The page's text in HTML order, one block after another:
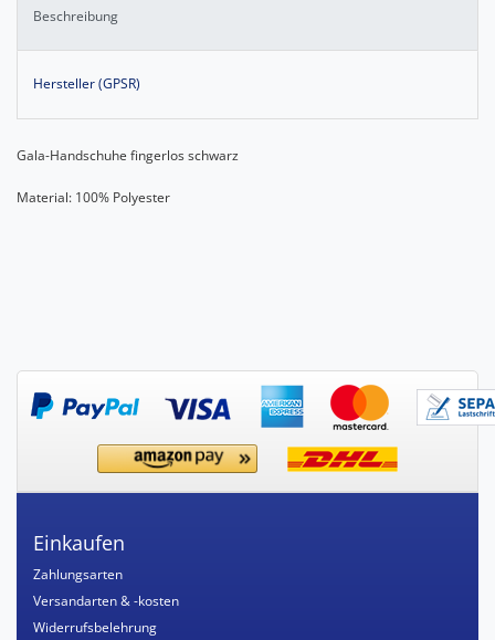
Beschreibung
Hersteller (GPSR)
Gala-Handschuhe fingerlos schwarz
Material: 100% Polyester
Einkaufen
Zahlungsarten
Versandarten & -kosten
Widerrufsbelehrung